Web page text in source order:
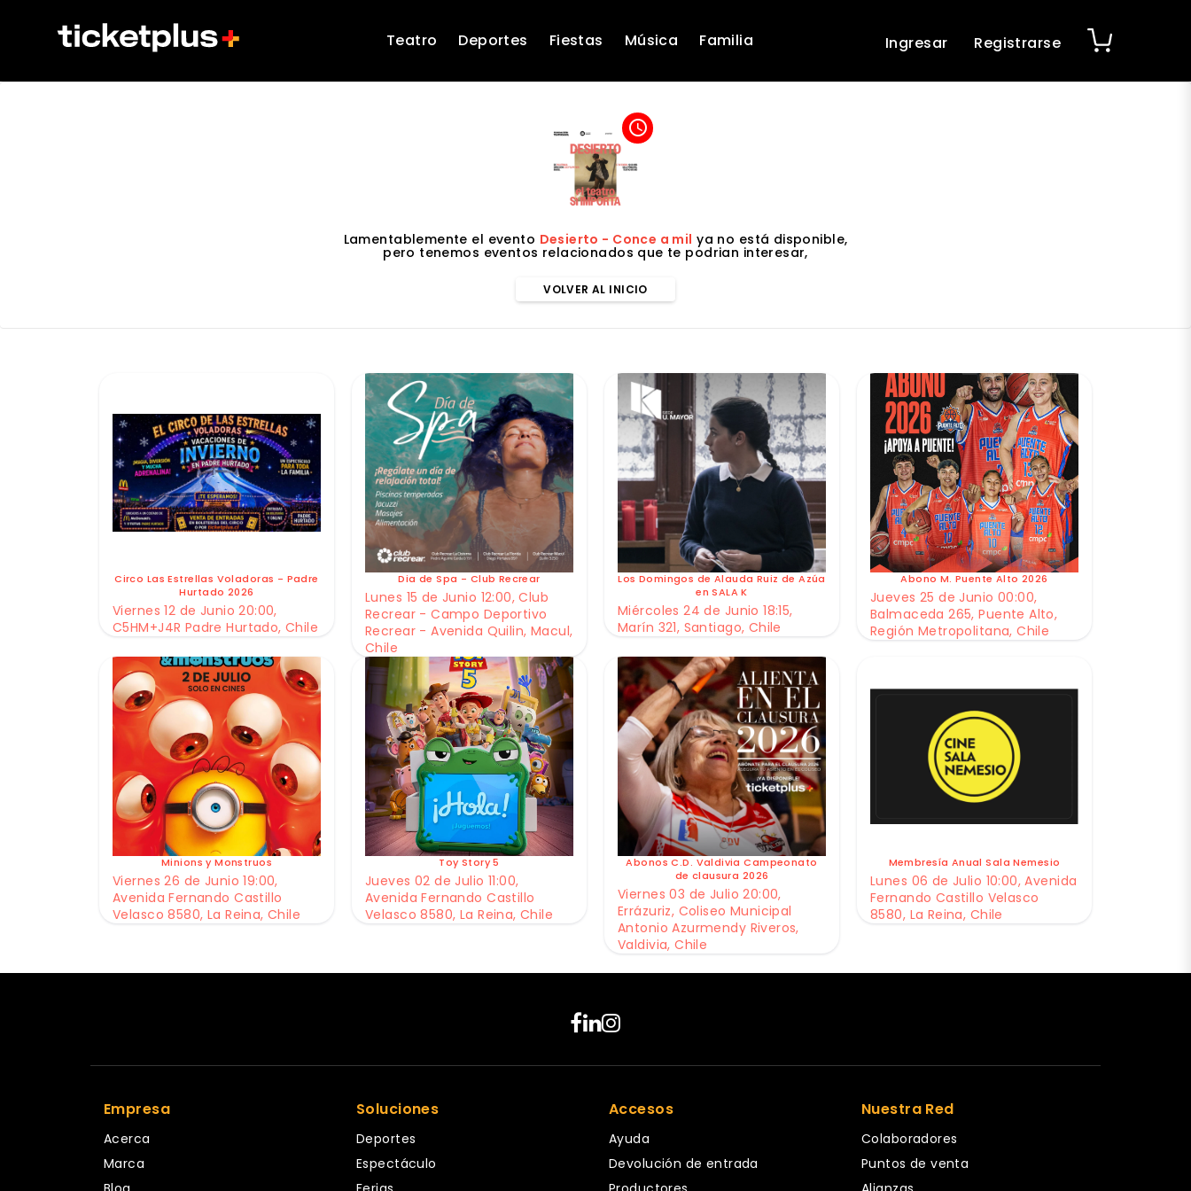
Teatro Deportes Fiestas Música Familia Ingresar Registrarse
access_time
Lamentablemente el evento Desierto - Conce a mil ya no está disponible,
pero tenemos eventos relacionados que te podrian interesar,
VOLVER AL INICIO
Circo Las Estrellas Voladoras - Padre
Hurtado 2026
Viernes 12 de Junio 20:00,
C5HM+J4R Padre Hurtado, Chile
Dia de Spa - Club Recrear
Lunes 15 de Junio 12:00, Club
Recrear - Campo Deportivo
Recrear - Avenida Quilin, Macul,
Chile
Los Domingos de Alauda Ruiz de Azúa
en SALA K
Miércoles 24 de Junio 18:15,
Marín 321, Santiago, Chile
Abono M. Puente Alto 2026
Jueves 25 de Junio 00:00,
Balmaceda 265, Puente Alto,
Región Metropolitana, Chile
Minions y Monstruos
Viernes 26 de Junio 19:00,
Avenida Fernando Castillo
Velasco 8580, La Reina, Chile
Toy Story 5
Jueves 02 de Julio 11:00,
Avenida Fernando Castillo
Velasco 8580, La Reina, Chile
Abonos C.D. Valdivia Campeonato
de clausura 2026
Viernes 03 de Julio 20:00,
Errázuriz, Coliseo Municipal
Antonio Azurmendy Riveros,
Valdivia, Chile
Membresía Anual Sala Nemesio
Lunes 06 de Julio 10:00, Avenida
Fernando Castillo Velasco
8580, La Reina, Chile
Empresa
Acerca
Marca
Soluciones
Deportes
Espectáculo
Accesos
Ayuda
Devolución de entrada
Nuestra Red
Colaboradores
Puntos de venta